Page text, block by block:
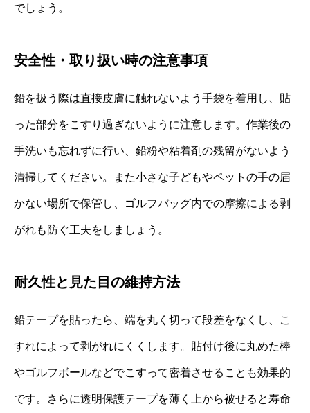
でしょう。
安全性・取り扱い時の注意事項
鉛を扱う際は直接皮膚に触れないよう手袋を着用し、貼
った部分をこすり過ぎないように注意します。作業後の
手洗いも忘れずに行い、鉛粉や粘着剤の残留がないよう
清掃してください。また小さな子どもやペットの手の届
かない場所で保管し、ゴルフバッグ内での摩擦による剥
がれも防ぐ工夫をしましょう。
耐久性と見た目の維持方法
鉛テープを貼ったら、端を丸く切って段差をなくし、こ
すれによって剥がれにくくします。貼付け後に丸めた棒
やゴルフボールなどでこすって密着させることも効果的
です。さらに透明保護テープを薄く上から被せると寿命